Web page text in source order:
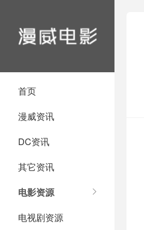
首页
漫威资讯
DC资讯
其它资讯
电影资源
电视剧资源